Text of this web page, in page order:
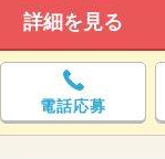
詳細を見る
電話応募